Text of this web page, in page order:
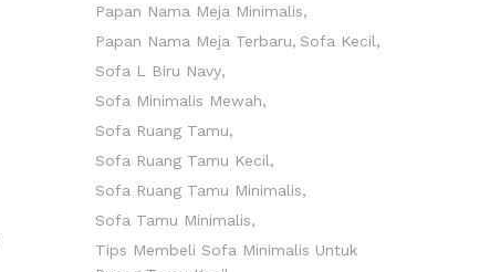
Papan Nama Meja Minimalis
Papan Nama Meja Terbaru Sofa Kecil
Sofa L Biru Navy
Sofa Minimalis Mewah
Sofa Ruang Tamu
Sofa Ruang Tamu Kecil
Sofa Ruang Tamu Minimalis
Sofa Tamu Minimalis
Tips Membeli Sofa Minimalis Untuk